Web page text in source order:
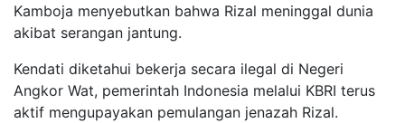
Kamboja menyebutkan bahwa Rizal meninggal dunia
akibat serangan jantung.
Kendati diketahui bekerja secara ilegal di Negeri
Angkor Wat, pemerintah Indonesia melalui KBRI terus
aktif mengupayakan pemulangan jenazah Rizal.